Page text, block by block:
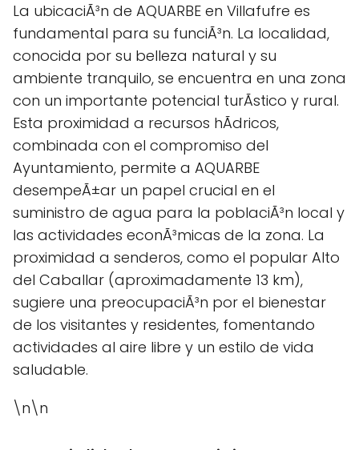
La ubicaciÃ³n de AQUARBE en Villafufre es
fundamental para su funciÃ³n. La localidad,
conocida por su belleza natural y su
ambiente tranquilo, se encuentra en una zona
con un importante potencial turÃ­stico y rural.
Esta proximidad a recursos hÃ­dricos,
combinada con el compromiso del
Ayuntamiento, permite a AQUARBE
desempeÃ±ar un papel crucial en el
suministro de agua para la poblaciÃ³n local y
las actividades econÃ³micas de la zona. La
proximidad a senderos, como el popular Alto
del Caballar (aproximadamente 13 km),
sugiere una preocupaciÃ³n por el bienestar
de los visitantes y residentes, fomentando
actividades al aire libre y un estilo de vida
saludable.
\n\n